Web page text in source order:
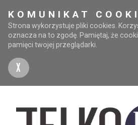
KOMUNIKAT
Strona wykorzystuje pliki cookies.
oznacza na to zgodę. Pamiętaj, że
pamięci twojej przeglądarki.
X